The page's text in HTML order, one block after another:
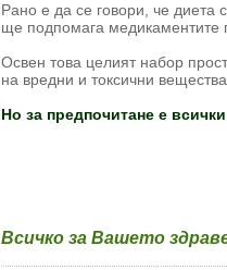
Рано е да се говори, че диета
ще подпомага медикаментите
Освен това целият набор
на вредни и токсични
Но за предпочитане е
Всичко за Вашето